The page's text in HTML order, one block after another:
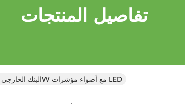
تفاصيل المنتجات
البنك الخارجي المدمج في الكابل 20W مع أضواء مؤشرات LED